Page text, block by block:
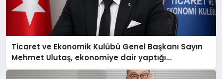
Ticaret ve Ekonomik Kulübü Genel Başkanı Sayın
Mehmet Ulutaş, ekonomiye dair yaptığı
açıklamada şunları kaydetti: